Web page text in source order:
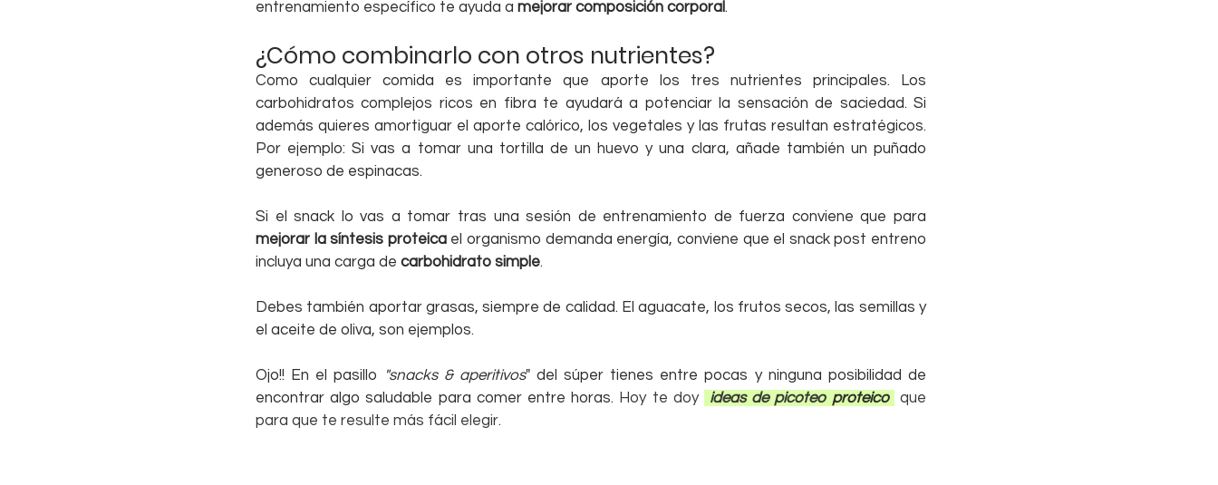
entrenamiento específico te ayuda a mejorar composición corporal.
¿Cómo combinarlo con otros nutrientes?
Como cualquier comida es importante que aporte los tres nutrientes principales. Los
carbohidratos complejos ricos en fibra te ayudará a potenciar la sensación de saciedad. Si
además quieres amortiguar el aporte calórico, los vegetales y las frutas resultan estratégicos.
Por ejemplo: Si vas a tomar una tortilla de un huevo y una clara, añade también un puñado
generoso de espinacas.
mejorar la síntesis proteica el organismo demanda energía, conviene que el snack post entreno
incluya una carga de carbohidrato simple.
Debes también aportar grasas, siempre de calidad. El aguacate, los frutos secos, las semillas y
el aceite de oliva, son ejemplos.
Ojo!! En el pasillo "snacks & aperitivos" del súper tienes entre pocas y ninguna posibilidad de
encontrar algo saludable para comer entre horas. Hoy te doy ideas de picoteo proteico
que
para que te resulte más fácil elegir.